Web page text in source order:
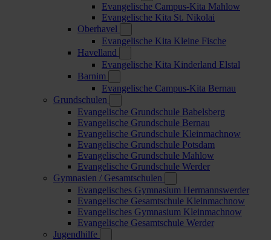
Evangelische Campus-Kita Mahlow
Evangelische Kita St. Nikolai
Oberhavel
Evangelische Kita Kleine Fische
Havelland
Evangelische Kita Kinderland Elstal
Barnim
Evangelische Campus-Kita Bernau
Grundschulen
Evangelische Grundschule Babelsberg
Evangelische Grundschule Bernau
Evangelische Grundschule Kleinmachnow
Evangelische Grundschule Potsdam
Evangelische Grundschule Mahlow
Evangelische Grundschule Werder
Gymnasien / Gesamtschulen
Evangelisches Gymnasium Hermannswerder
Evangelische Gesamtschule Kleinmachnow
Evangelisches Gymnasium Kleinmachnow
Evangelische Gesamtschule Werder
Jugendhilfe